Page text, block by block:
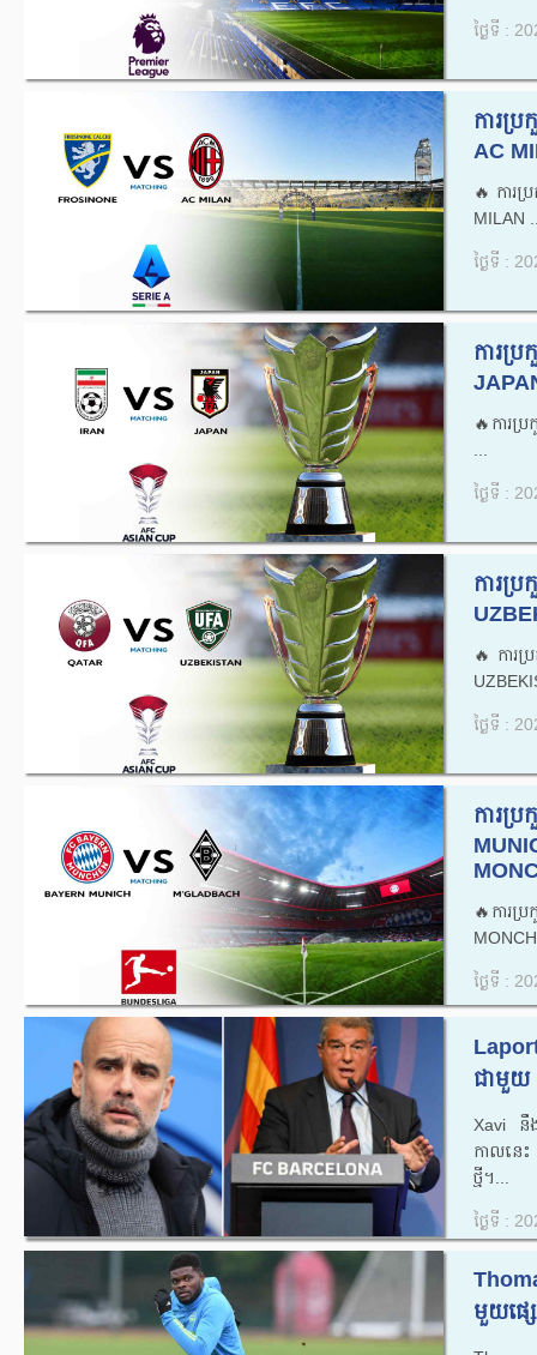
ថ្ងៃទី :
ការប្
AC
🔥ការ
MILAN
ថ្ងៃទី :
ការប្
🔥ការប្
ថ្ងៃទី :
ការប្
🔥ការ
ថ្ងៃទី :
ការប្
🔥ការប្
ថ្ងៃទី :
ជាមួយ
Xavi នឹ
កាលនេ
ថ្មី។...
ថ្ងៃទី :
មួយ​ផ្ស